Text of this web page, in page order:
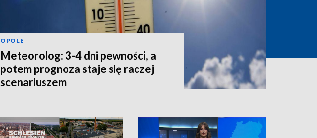
OPOLE
Meteorolog: 3-4 dni pewności, a
potem prognoza staje się raczej
scenariuszem